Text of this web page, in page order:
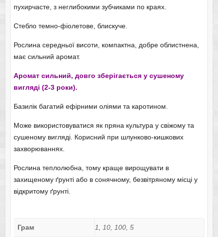
пухирчасте, з неглибокими зубчиками по краях.
Стебло темно-фіолетове, блискуче.
Рослина середньої висоти, компактна, добре облистнена,
має сильний аромат.
Аромат сильний, довго зберігається у сушеному
вигляді (2-3 роки).
Базилік багатий ефірними оліями та каротином.
Може використовуватися як пряна культура у свіжому та
сушеному вигляді. Корисний при шлунково-кишкових
захворюваннях.
Рослина теплолюбна, тому краще вирощувати в
захищеному ґрунті або в сонячному, безвітряному місці у
відкритому ґрунті.
Грам 1, 10, 100, 5